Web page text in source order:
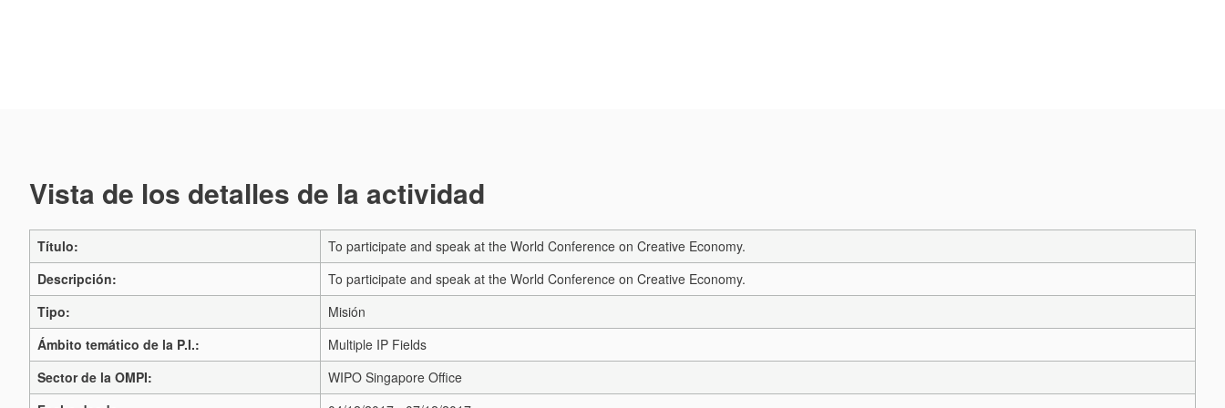
Vista de los detalles de la actividad
Título:
To participate and speak at the World Conference on Creative Economy.
Descripción:
To participate and speak at the World Conference on Creative Economy.
Tipo:
Misión
Ámbito temático de la P.I.:
Multiple IP Fields
Sector de la OMPI:
WIPO Singapore Office